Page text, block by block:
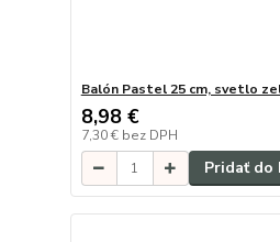
Balón Pastel 25 cm, svetlo
8,98 €
7,30 € bez DPH
Pridať do